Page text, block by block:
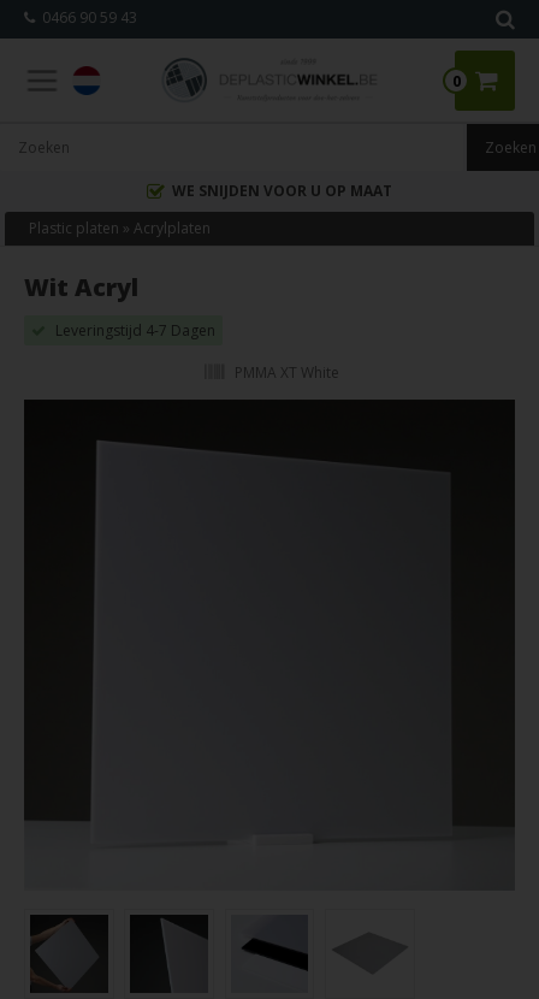
0466 90 59 43
0
WE SNIJDEN VOOR U OP MAAT
Plastic platen »Acrylplaten
Wit Acryl
Leveringstijd 4-7 Dagen
PMMA XT White